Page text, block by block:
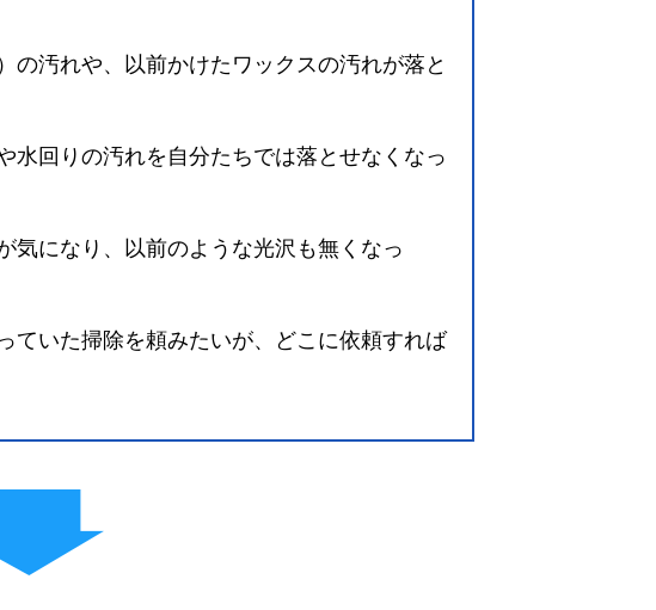
の汚れや、以前かけたワックスの汚れが落と
水回りの汚れを自分たちでは落とせなくなっ
気になり、以前のような光沢も無くなっ
ていた掃除を頼みたいが、どこに依頼すれば